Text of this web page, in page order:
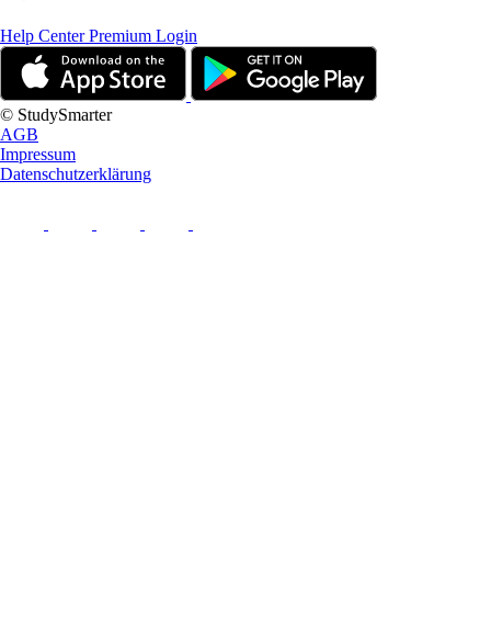
Help CenterPremium Login
© StudySmarter
AGB
Impressum
Datenschutzerklärung